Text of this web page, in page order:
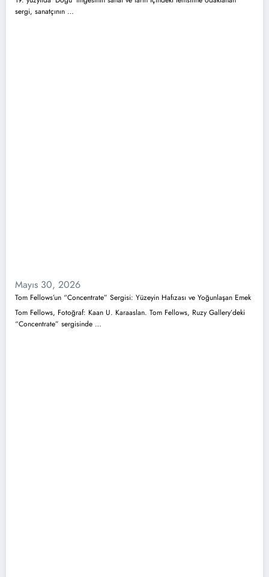
sergi, sanatçının …
Mayıs 30, 2026
Tom Fellows’un “Concentrate” Sergisi: Yüzeyin Hafızası ve Yoğunlaşan Emek
Tom Fellows, Fotoğraf: Kaan U. Karaaslan. Tom Fellows, Ruzy Gallery’deki
“Concentrate” sergisinde …